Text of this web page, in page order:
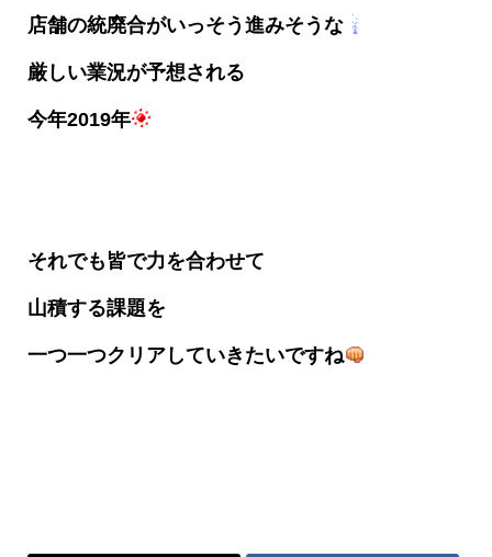
店舗の統廃合がいっそう進みそうな
厳しい業況が予想される
今年2019年
それでも皆で力を合わせて
山積する課題を
一つ一つクリアしていきたいですね